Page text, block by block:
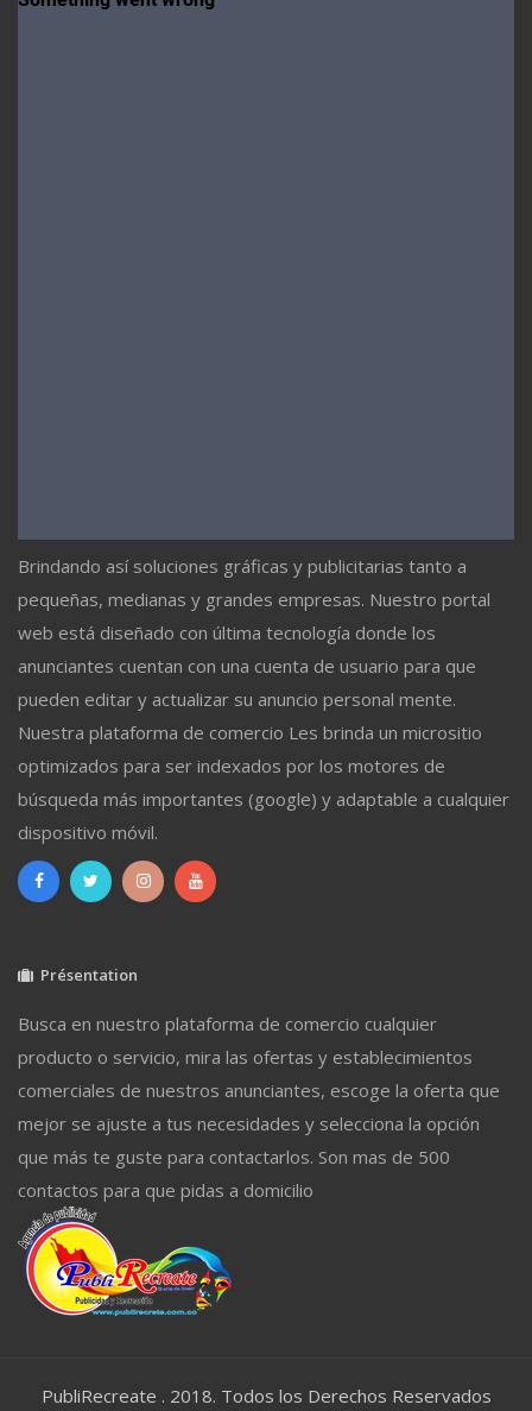
Brindando así soluciones gráficas y publicitarias tanto a
pequeñas, medianas y grandes empresas. Nuestro portal
web está diseñado con última tecnología donde los
anunciantes cuentan con una cuenta de usuario para que
pueden editar y actualizar su anuncio personal mente.
Nuestra plataforma de comercio Les brinda un micrositio
optimizados para ser indexados por los motores de
búsqueda más importantes (google) y adaptable a cualquier
dispositivo móvil.
Présentation
Busca en nuestro plataforma de comercio cualquier
producto o servicio, mira las ofertas y establecimientos
comerciales de nuestros anunciantes, escoge la oferta que
mejor se ajuste a tus necesidades y selecciona la opción
que más te guste para contactarlos. Son mas de 500
contactos para que pidas a domicilio
PubliRecreate . 2018. Todos los Derechos Reservados